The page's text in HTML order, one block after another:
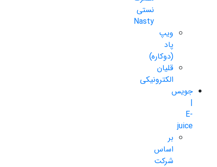
نستی
Nasty
ویپ
پاد
(دوکاره)
قلیان
الکترونیکی
جویس
|
E-
juice
بر
اساس
شرکت